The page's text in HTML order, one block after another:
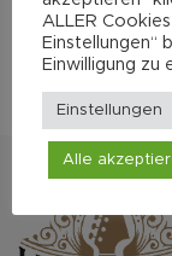
ALLER
Einstellungen“
Einwilligung zu
Einstellungen
Alle